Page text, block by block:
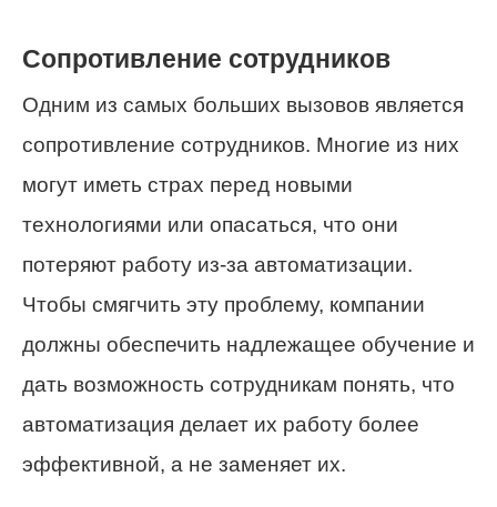
Сопротивление сотрудников
Одним из самых больших вызовов является
сопротивление сотрудников. Многие из них
могут иметь страх перед новыми
технологиями или опасаться, что они
потеряют работу из-за автоматизации.
Чтобы смягчить эту проблему, компании
должны обеспечить надлежащее обучение и
дать возможность сотрудникам понять, что
автоматизация делает их работу более
эффективной, а не заменяет их.